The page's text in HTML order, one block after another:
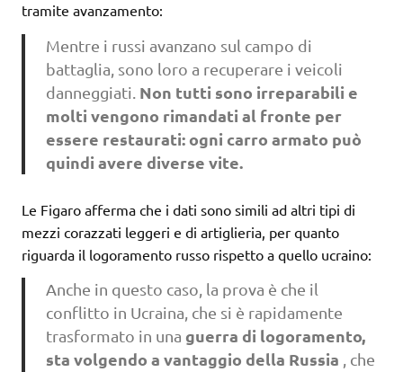
tramite avanzamento:
Mentre i russi avanzano sul campo di
battaglia, sono loro a recuperare i veicoli
danneggiati. Non tutti sono irreparabili e
molti vengono rimandati al fronte per
essere restaurati: ogni carro armato può
quindi avere diverse vite.
Le Figaro afferma che i dati sono simili ad altri tipi di
mezzi corazzati leggeri e di artiglieria, per quanto
riguarda il logoramento russo rispetto a quello ucraino:
Anche in questo caso, la prova è che il
conflitto in Ucraina, che si è rapidamente
trasformato in una guerra di logoramento,
sta volgendo a vantaggio della Russia , che